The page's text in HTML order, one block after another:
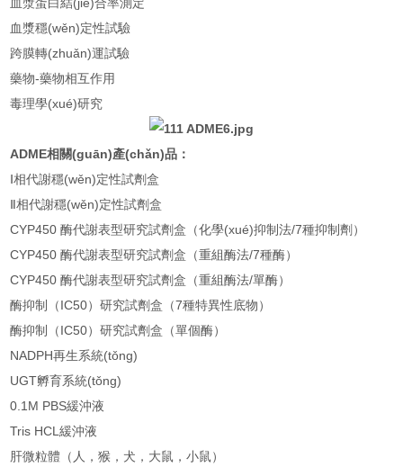
血漿穩(wěn)定性試驗
跨膜轉(zhuǎn)運試驗
藥物-藥物相互作用
毒理學(xué)研究
ADME相關(guān)產(chǎn)品：
Ⅰ相代謝穩(wěn)定性試劑盒
Ⅱ相代謝穩(wěn)定性試劑盒
CYP450 酶代謝表型研究試劑盒（化學(xué)抑制法/7種抑制劑）
CYP450 酶代謝表型研究試劑盒（重組酶法/7種酶）
CYP450 酶代謝表型研究試劑盒（重組酶法/單酶）
酶抑制（IC50）研究試劑盒（7種特異性底物）
酶抑制（IC50）研究試劑盒（單個酶）
NADPH再生系統(tǒng)
UGT孵育系統(tǒng)
0.1M PBS緩沖液
Tris HCL緩沖液
肝微粒體（人，猴，犬，大鼠，小鼠）